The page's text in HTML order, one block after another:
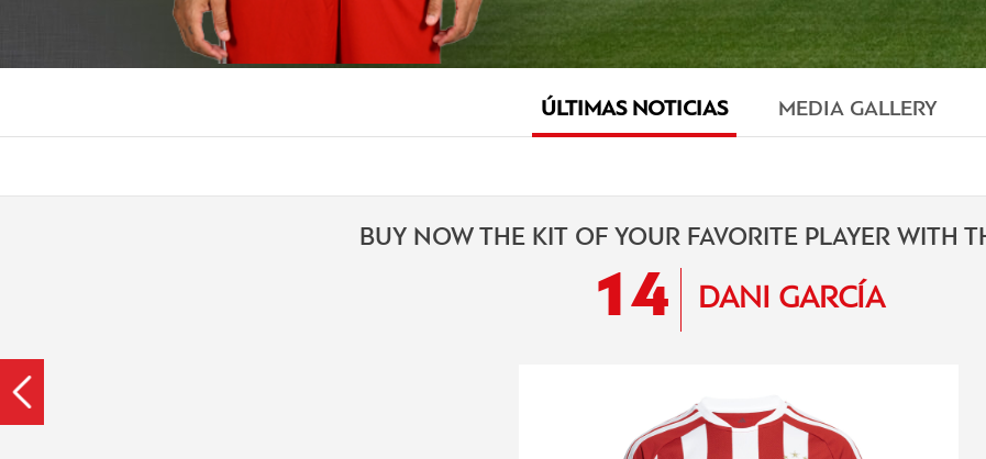
ÚLTIMAS NOTICIAS MEDIA GALLERY
BUY NOW THE KIT OF YOUR FAVORITE PLAYER WITH
14 DANI GARCÍA